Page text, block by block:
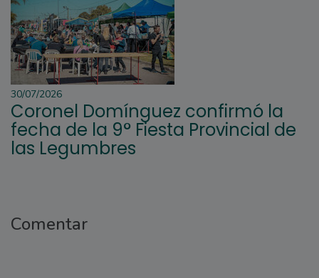
30/07/2026
Coronel Domínguez confirmó la
fecha de la 9° Fiesta Provincial de
las Legumbres
Comentar